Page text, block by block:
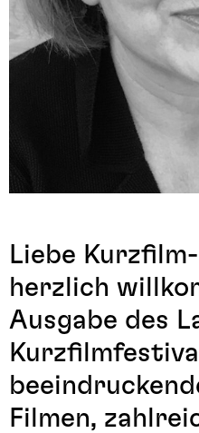
Liebe
herzlich
Ausgabe des
Filmen,